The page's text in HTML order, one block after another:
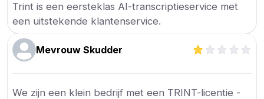
Trint is een eersteklas AI-transcriptieservice met
een uitstekende klantenservice.
Mevrouw Skudder
We zijn een klein bedrijf met een TRINT-licentie -